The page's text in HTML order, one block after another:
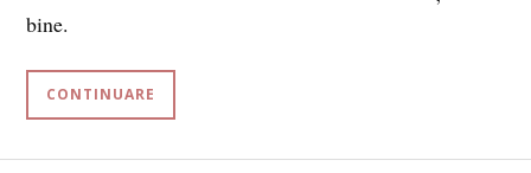
bine.
CONTINUARE